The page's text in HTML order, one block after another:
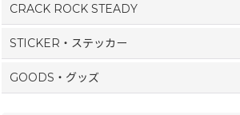
CRACK ROCK STEADY
STICKER・ステッカー
GOODS・グッズ